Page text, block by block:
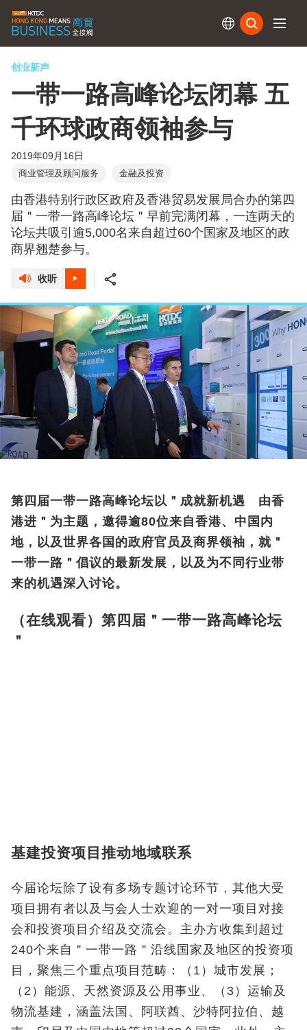
创业新声
一带一路高峰论坛闭幕 五
千环球政商领袖参与
2019年09月16日
商业管理及顾问服务 金融及投资
由香港特别行政区政府及香港贸易发展局合办的第四
届＂一带一路高峰论坛＂早前完满闭幕，一连两天的
论坛共吸引逾5,000名来自超过60个国家及地区的政
商界翘楚参与。
收听
第四届一带一路高峰论坛以＂成就新机遇 由香
港进＂为主题，邀得逾80位来自香港、中国内
地，以及世界各国的政府官员及商界领袖，就＂
一带一路＂倡议的最新发展，以及为不同行业带
来的机遇深入讨论。
（在线观看）第四届＂一带一路高峰论坛
＂
基建投资项目推动地域联系
今届论坛除了设有多场专题讨论环节，其他大受
项目拥有者以及与会人士欢迎的一对一项目对接
会和投资项目介绍及交流会。主办方收集到超过
240个来自＂一带一路＂沿线国家及地区的投资项
目，聚焦三个重点项目范畴：（1）城市发展；
（2）能源、天然资源及公用事业、（3）运输及
物流基建，涵盖法国、阿联酋、沙特阿拉伯、越